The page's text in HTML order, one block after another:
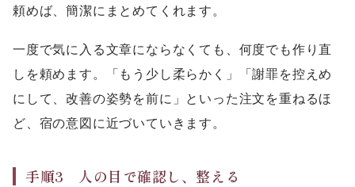
頼めば、簡潔にまとめてくれます。
一度で気に入る文章にならなくても、何度でも作り直
しを頼めます。「もう少し柔らかく」「謝罪を控えめ
にして、改善の姿勢を前に」といった注文を重ねるほ
ど、宿の意図に近づいていきます。
手順3 人の目で確認し、整える